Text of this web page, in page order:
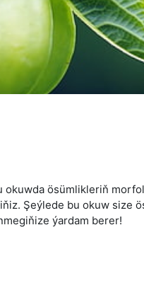
okuwda ösümlikleriň
Şeýlede bu okuw size
ýardam berer!